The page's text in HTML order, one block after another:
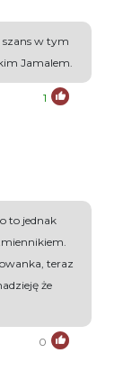
szans w tym
Jamalem.
1
to jednak
teraz
że
0